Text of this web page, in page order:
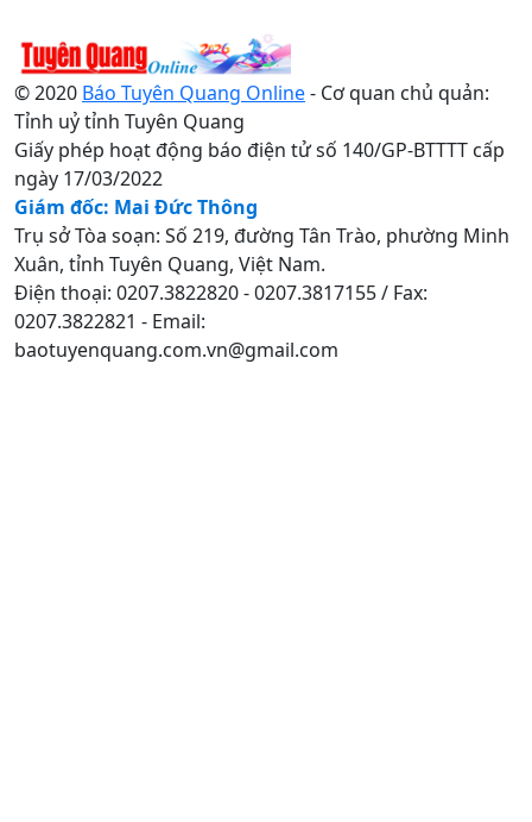
© 2020 Báo Tuyên Quang Online- Cơ quan chủ quản:
Tỉnh uỷ tỉnh Tuyên Quang
Giấy phép hoạt động báo điện tử số 140/GP-BTTTT cấp
ngày 17/03/2022
Giám đốc: Mai Đức Thông
Trụ sở Tòa soạn: Số 219, đường Tân Trào, phường Minh
Xuân, tỉnh Tuyên Quang, Việt Nam.
Điện thoại: 0207.3822820 - 0207.3817155 / Fax:
0207.3822821 - Email:
baotuyenquang.com.vn@gmail.com